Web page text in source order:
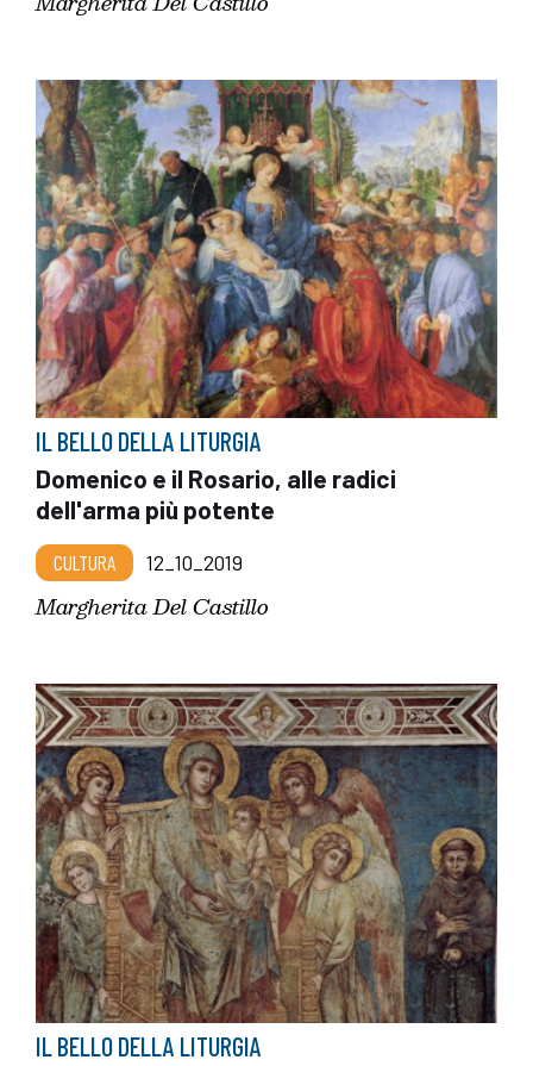
IL BELLO DELLA LITURGIA
Domenico e il Rosario, alle radici
dell'arma più potente
CULTURA 12_10_2019
Margherita Del Castillo
IL BELLO DELLA LITURGIA